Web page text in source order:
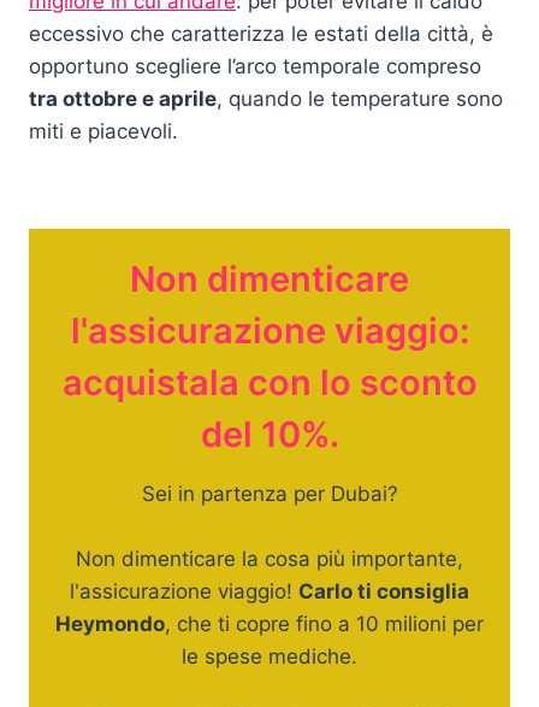
eccessivo che caratterizza le estati della città, è
opportuno scegliere l’arco temporale compreso
tra ottobre e aprile, quando le temperature sono
miti e piacevoli.
Non dimenticare
l'assicurazione viaggio:
acquistala con lo sconto
del 10%.
Sei in partenza per Dubai?
Non dimenticare la cosa più importante,
l'assicurazione viaggio! Carlo ti consiglia
Heymondo, che ti copre fino a 10 milioni per
le spese mediche.